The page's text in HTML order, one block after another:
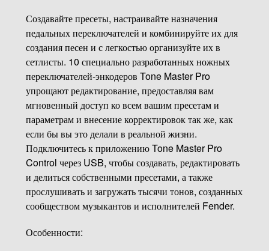
Создавайте пресеты, настраивайте назначения
педальных переключателей и комбинируйте их для
создания песен и с легкостью организуйте их в
сетлисты. 10 специально разработанных ножных
переключателей-энкодеров Tone Master Pro
упрощают редактирование, предоставляя вам
мгновенный доступ ко всем вашим пресетам и
параметрам и внесение корректировок так же, как
если бы вы это делали в реальной жизни.
Подключитесь к приложению Tone Master Pro
Control через USB, чтобы создавать, редактировать
и делиться собственными пресетами, а также
прослушивать и загружать тысячи тонов, созданных
сообществом музыкантов и исполнителей Fender.
Особенности: